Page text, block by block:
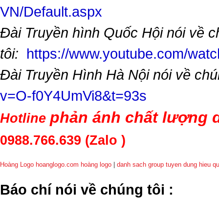
VN/Default.aspx
Đài Truyền hình Quốc Hội nói về
tôi: https://www.youtube.com/
Đài Truyền Hình Hà Nội nói về
v=O-f0Y4UmVi8&t=93s
Hotline phản ánh chất lượng
0988.766.639 (Zalo )
Hoàng Logo hoanglogo.com hoàng logo danh sach group tuyen dung hieu
​Báo chí nói về chúng tôi :